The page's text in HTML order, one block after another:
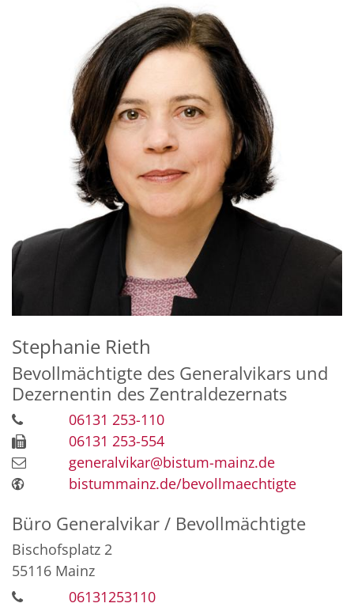
Stephanie Rieth
Bevollmächtigte des Generalvikars und
Dezernentin des Zentraldezernats
06131 253-110
06131 253-554
generalvikar@bistum-mainz.de
bistummainz.de/bevollmaechtigte
Büro Generalvikar / Bevollmächtigte
Bischofsplatz 2
55116 Mainz
06131253110